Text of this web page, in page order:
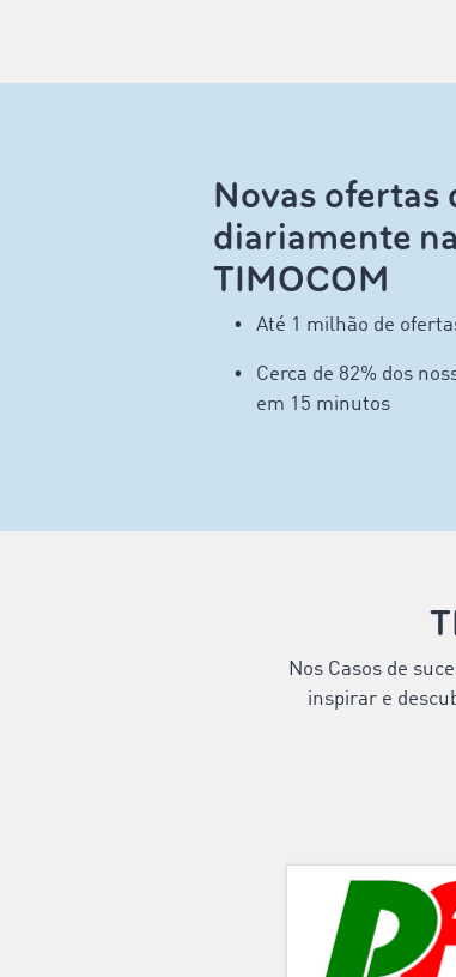
Novas ofertas
diariamente
TIMOCOM
Até 1 milhão de
Cerca de 82% dos
em 15 minutos
Nos Casos de
inspirar e